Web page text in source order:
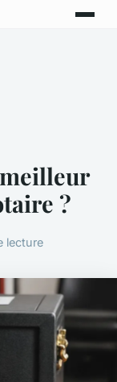
?
lecture